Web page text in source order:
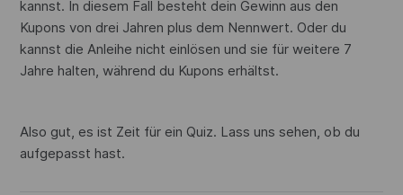
kannst. In diesem Fall besteht dein Gewinn aus den
Kupons von drei Jahren plus dem Nennwert. Oder du
kannst die Anleihe nicht einlösen und sie für weitere 7
Jahre halten, während du Kupons erhältst.
Also gut, es ist Zeit für ein Quiz. Lass uns sehen, ob du
aufgepasst hast.